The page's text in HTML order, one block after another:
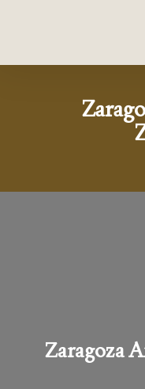
Zaragoza